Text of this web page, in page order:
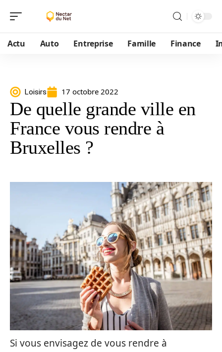
Actu Auto Entreprise Famille Finance
Loisirs 17 octobre 2022
De quelle grande ville en
France vous rendre à
Bruxelles ?
Si vous envisagez de vous rendre à